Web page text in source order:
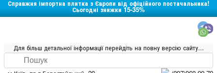
Справжня імпортна плитка з Європи від офіційного постачальника!
Сьогодні знижки 15-35%
Для більш детальної інформації перейдіть на повну версію сайту...